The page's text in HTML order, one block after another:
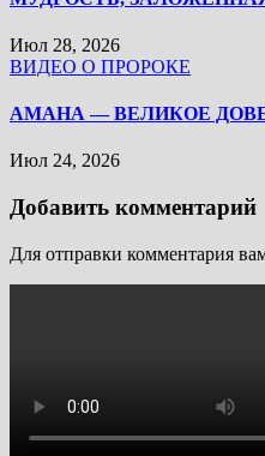
Июл 28, 2026
ВИДЕО О ПРОРОКЕ
АМАНА — ВЕЛИКОЕ
Июл 24, 2026
Добавить комментарий
Для отправки комментария